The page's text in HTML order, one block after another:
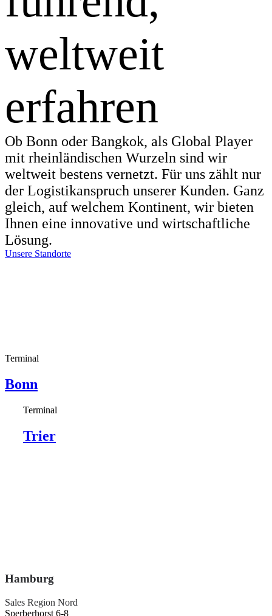
weltweit
erfahren
Ob Bonn oder Bangkok, als Global Player
mit rheinländischen Wurzeln sind wir
weltweit bestens vernetzt. Für uns zählt nur
der Logistikanspruch unserer Kunden. Ganz
gleich, auf welchem Kontinent, wir bieten
Ihnen eine innovative und wirtschaftliche
Lösung.
Unsere Standorte
Terminal
Bonn
Terminal
Trier
Hamburg
Sales Region Nord
Sperberhorst 6-8